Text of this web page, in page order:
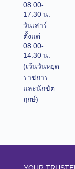
08.00-
17.30 น.
วันเสาร์
ตั้งแต่
08.00-
14.30 น.
(เว้นวันหยุด
ราชการ
และนักขัต
ฤกษ์)